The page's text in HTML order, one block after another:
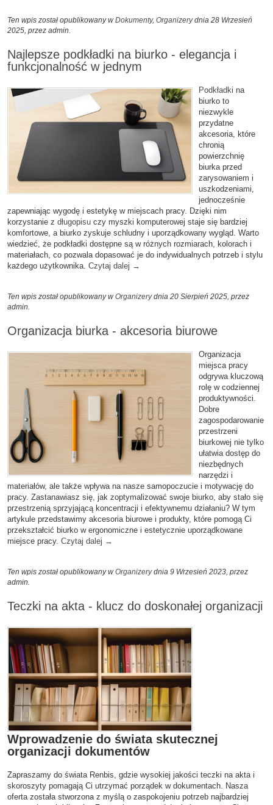
Ten wpis został opublikowany w Dokumenty, Organizerydnia 28 Wrzesień
2025, przez admin
Najlepsze podkładki na biurko - elegancja i
funkcjonalność w jednym
Podkładki na
biurko to
niezwykle
przydatne
akcesoria, które
chronią
powierzchnię
biurka przed
zarysowaniem i
uszkodzeniami,
jednocześnie
zapewniając wygodę i estetykę w miejscach pracy. Dzięki nim
korzystanie z długopisu czy myszki komputerowej staje się bardziej
komfortowe, a biurko zyskuje schludny i uporządkowany wygląd. Warto
wiedzieć, że podkładki dostępne są w różnych rozmiarach, kolorach i
materiałach, co pozwala dopasować je do indywidualnych potrzeb i stylu
każdego użytkownika. Czytaj dalej →
Ten wpis został opublikowany w Organizerydnia 20 Sierpień 2025, przez
admin
Organizacja biurka - akcesoria biurowe
Organizacja
miejsca pracy
odgrywa kluczową
rolę w codziennej
produktywności.
Dobre
zagospodarowanie
przestrzeni
biurkowej nie tylko
ułatwia dostęp do
niezbędnych
narzędzi i
materiałów, ale także wpływa na nasze samopoczucie i motywację do
pracy. Zastanawiasz się, jak zoptymalizować swoje biurko, aby stało się
przestrzenią sprzyjającą koncentracji i efektywnemu działaniu? W tym
artykule przedstawimy akcesoria biurowe i produkty, które pomogą Ci
przekształcić biurko w ergonomiczne i estetycznie uporządkowane
miejsce pracy. Czytaj dalej →
Ten wpis został opublikowany w Organizerydnia 9 Wrzesień 2023, przez
admin
Teczki na akta - klucz do doskonałej organizacji
Wprowadzenie do świata skutecznej
organizacji dokumentów
Zapraszamy do świata Renbis, gdzie wysokiej jakości teczki na akta i
skoroszyty pomagają Ci utrzymać porządek w dokumentach. Nasza
oferta została stworzona z myślą o zaspokojeniu potrzeb najbardziej